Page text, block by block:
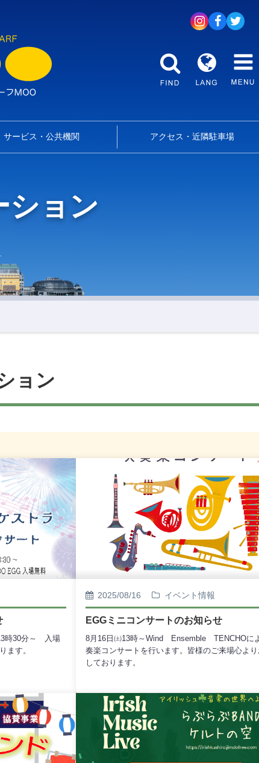
サービス・公共機関 アクセス・近隣駐車場
ション
ョン
時30分～ 入場
ます。
2025/08/16 イベント情報
EGGミニコンサートのお知らせ
8月16日㈯13時～Wind Ensemble TENCHOに
奏楽コンサートを行います。皆様のご来場心よ
しております。